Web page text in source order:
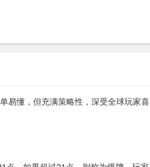
易懂，但充满策略性，深受全球玩家喜